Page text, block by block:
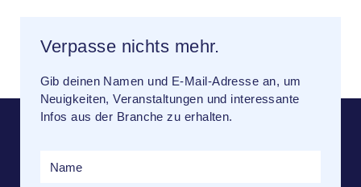
Verpasse nichts mehr.
Gib deinen Namen und E-Mail-Adresse an, um
Neuigkeiten, Veranstaltungen und interessante
Infos aus der Branche zu erhalten.